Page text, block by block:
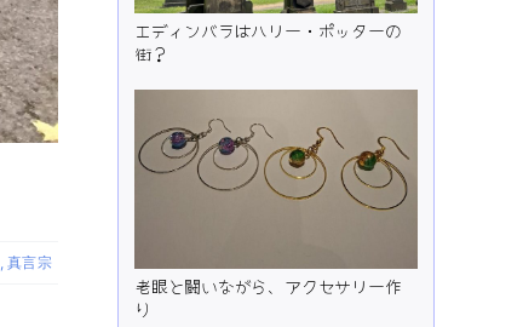
,真言宗
エディンバラはハリー・ポッターの
街？
老眼と闘いながら、アクセサリー作
り